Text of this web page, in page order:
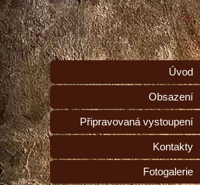
Úvod
Obsazení
Připravovaná vystoupení
Kontakty
Fotogalerie